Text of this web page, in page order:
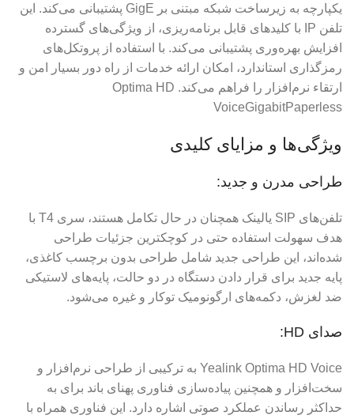
یکپارچه به زیرساخت شبکه مبتنی بر GigE پشتیبانی می‌کند. این
تلفن IP با کلیدهای قابل برنامه‌ریزی، از ویژگی‌های گسترده
افزایش بهره‌وری پشتیبانی می‌کند. با استفاده از پروتکل‌های
رمزگذاری استاندارد، امکان ارائه خدمات از راه دور بسیار امن و
ارتقاء نرم‌افزار را فراهم می‌کند. Optima HD
VoiceGigabitPaperless
ویژگی‌ها و مزایای کلیدی
طراحی مدرن و جدید:
تلفن‌های SIP یالینک همچنان در حال تکامل هستند، سری T4 با
هدف سهولت استفاده حتی در کوچکترین جزئیات طراحی
شده‌اند، این طراحی جدید شامل طراحی بدون برچسب کاغذی،
پایه جدید برای قرار دادن دستگاه در دو حالت، پایه‌های لاستیکی
ضد لغزش، دکمه‌های ارگونومیک توکار و غیره می‌شود.
صدای HD:
Yealink Optima HD Voice به ترکیبی از طراحی نرم‌افزار و
سخت‌افزار و همچنین پیاده‌سازی فناوری پهنای باند برای به
حداکثر رساندن عملکرد صوتی اشاره دارد. این فناوری همراه با